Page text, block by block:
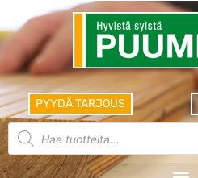
PYYDÄ TARJOUS